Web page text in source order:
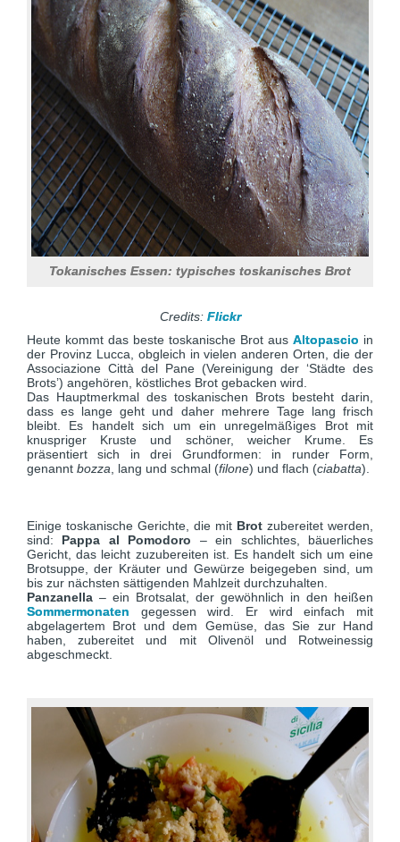
Tokanisches Essen: typisches toskanisches Brot
Credits: Flickr
Heute kommt das beste toskanische Brot aus Altopascio in
der Provinz Lucca, obgleich in vielen anderen Orten, die der
Associazione Città del Pane (Vereinigung der ‘Städte des
Brots’) angehören, köstliches Brot gebacken wird.
Das Hauptmerkmal des toskanischen Brots besteht darin,
dass es lange geht und daher mehrere Tage lang frisch
bleibt. Es handelt sich um ein unregelmäßiges Brot mit
knuspriger Kruste und schöner, weicher Krume. Es
präsentiert sich in drei Grundformen: in runder Form,
genannt bozza , lang und schmal (filone) und flach (ciabatta).
Einige toskanische Gerichte, die mit Brot zubereitet werden,
sind: Pappa al Pomodoro – ein schlichtes, bäuerliches
Gericht, das leicht zuzubereiten ist. Es handelt sich um eine
Brotsuppe, der Kräuter und Gewürze beigegeben sind, um
bis zur nächsten sättigenden Mahlzeit durchzuhalten.
Panzanella – ein Brotsalat, der gewöhnlich in den heißen
Sommermonaten gegessen wird. Er wird einfach mit
abgelagertem Brot und dem Gemüse, das Sie zur Hand
haben, zubereitet und mit Olivenöl und Rotweinessig
abgeschmeckt.